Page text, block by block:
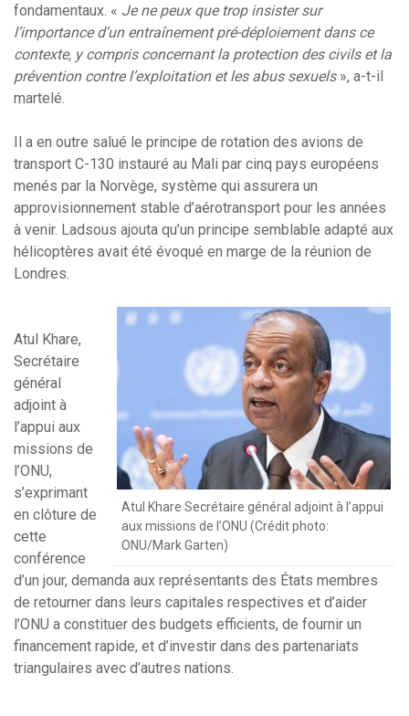
fondamentaux. « Je ne peux que trop insister sur
l’importance d’un entraînement pré-déploiement dans ce
contexte, y compris concernant la protection des civils et la
prévention contre l’exploitation et les abus sexuels», a-t-il
martelé.
Il a en outre salué le principe de rotation des avions de
transport C-130 instauré au Mali par cinq pays européens
menés par la Norvège, système qui assurera un
approvisionnement stable d’aérotransport pour les années
à venir. Ladsous ajouta qu’un principe semblable adapté aux
hélicoptères avait été évoqué en marge de la réunion de
Londres.
Atul Khare Secrétaire général adjoint à l’appui
aux missions de l’ONU (Crédit photo:
ONU/Mark Garten)
Atul Khare,
Secrétaire
général
adjoint à
l’appui aux
missions de
l’ONU,
s’exprimant
en clôture de
cette
conférence
d’un jour, demanda aux représentants des États membres
de retourner dans leurs capitales respectives et d’aider
l’ONU a constituer des budgets efficients, de fournir un
financement rapide, et d’investir dans des partenariats
triangulaires avec d’autres nations.